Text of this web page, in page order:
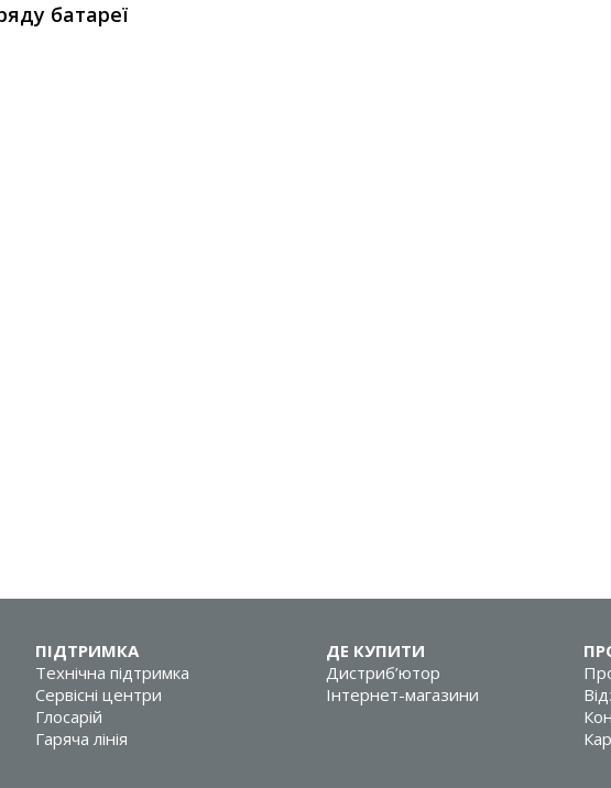
батареї
ПІДТРИМКА
Технічна підтримка
Сервісні центри
Глосарій
Гаряча лінія
ДЕ КУПИТИ
Дистриб’ютор
Інтернет-магазини